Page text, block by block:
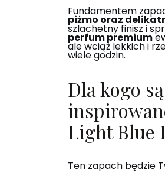
Fundamentem
piżmo oraz
szlachetny finisz i
perfum premium
ale wciąż lekkich i
wiele godzin.
Dla kogo
Light Blue
Ten zapach będzie